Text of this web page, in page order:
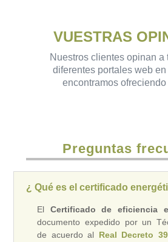
VUESTRAS
Nuestros clientes opinan a
diferentes portales web
encontramos
Preguntas
¿ Qué es el certificado
El Certificado de eficiencia
documento expedido por un
de acuerdo al Real Decreto